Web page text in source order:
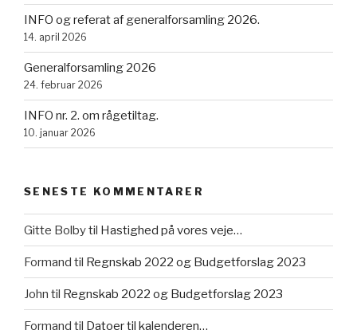
INFO og referat af generalforsamling 2026.
14. april 2026
Generalforsamling 2026
24. februar 2026
INFO nr. 2. om rågetiltag.
10. januar 2026
SENESTE KOMMENTARER
Gitte Bolbytil Hastighed på vores veje…
Formand til Regnskab 2022 og Budgetforslag 2023
John til Regnskab 2022 og Budgetforslag 2023
Formand til Datoer til kalenderen…